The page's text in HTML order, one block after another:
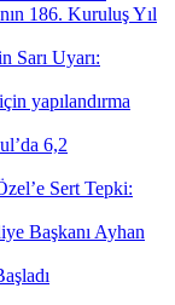
186. Kuruluş Yıl
Sarı Uyarı:
yapılandırma
6,2
Sert Tepki:
Başkanı Ayhan